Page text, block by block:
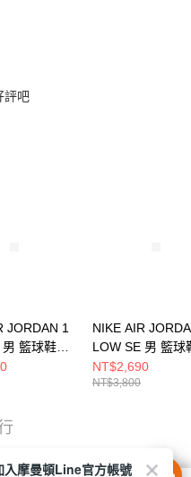
評吧
JORDAN 1
籃球鞋
NIKE AIR
LOW SE 男 籃球
HQ2010005
NT$2,690
NT$3,800
入摩曼頓Line官方帳號